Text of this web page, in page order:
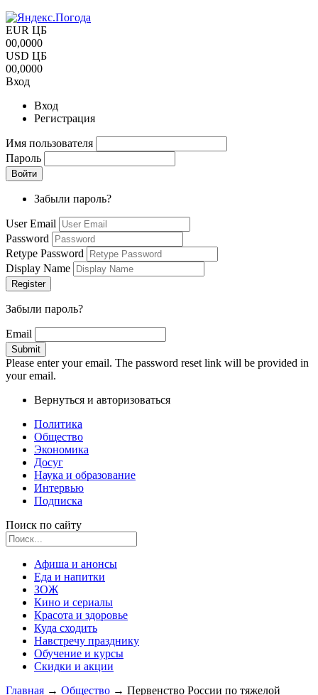
EUR ЦБ
00,0000
USD ЦБ
00,0000
Вход
Вход
Регистрация
Имя пользователя
Пароль
Забыли пароль?
User Email
Password
Retype Password
Display Name
Забыли пароль?
Email
Please enter your email. The password reset link will be provided in
your email.
Вернуться и авторизоваться
Политика
Общество
Экономика
Досуг
Наука и образование
Интервью
Подписка
Поиск по сайту
Афиша и анонсы
Еда и напитки
ЗОЖ
Кино и сериалы
Красота и здоровье
Куда сходить
Навстречу празднику
Обучение и курсы
Скидки и акции
Главная → Общество → Первенство России по тяжелой